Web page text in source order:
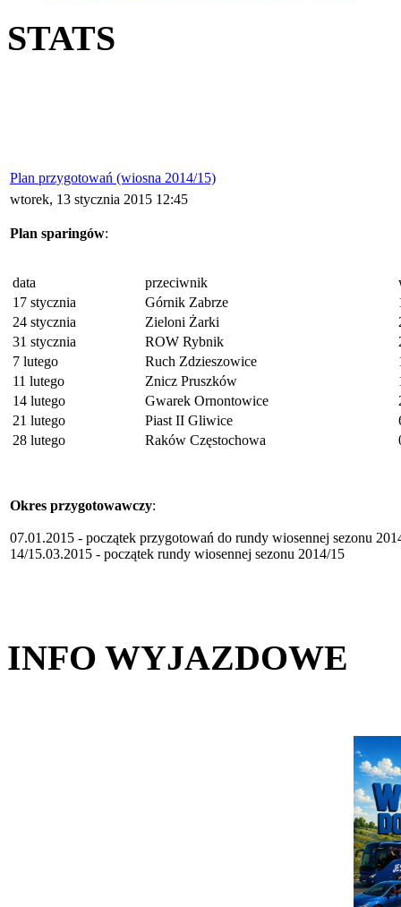
STATS
Plan przygotowań (wiosna 2014/15)
wtorek, 13 stycznia 2015 12:45
Plan sparingów:
data przeciwnik
17 stycznia
Górnik Zabrze
24 stycznia
Zieloni Żarki
31 stycznia
ROW Rybnik
7 lutego
Ruch Zdzieszowice
11 lutego
Znicz Pruszków
14 lutego
Gwarek Ornontowice
21 lutego
Piast II Gliwice
28 lutego
Raków Częstochowa
Okres przygotowawczy:
07.01.2015 - początek przygotowań do rundy wiosennej sezonu
14/15.03.2015 - początek rundy wiosennej sezonu 2014/15
INFO WYJAZDOWE